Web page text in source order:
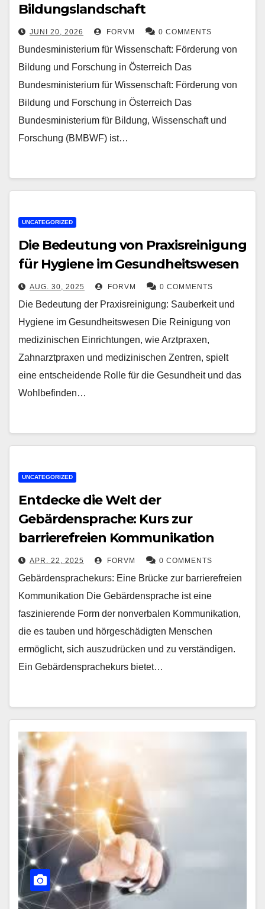
Bildungslandschaft
JUNI 20, 2026 FORVM 0 COMMENTS
Bundesministerium für Wissenschaft: Förderung von
Bildung und Forschung in Österreich Das
Bundesministerium für Wissenschaft: Förderung von
Bildung und Forschung in Österreich Das
Bundesministerium für Bildung, Wissenschaft und
Forschung (BMBWF) ist…
UNCATEGORIZED
Die Bedeutung von Praxisreinigung
für Hygiene im Gesundheitswesen
AUG. 30, 2025 FORVM 0 COMMENTS
Die Bedeutung der Praxisreinigung: Sauberkeit und
Hygiene im Gesundheitswesen Die Reinigung von
medizinischen Einrichtungen, wie Arztpraxen,
Zahnarztpraxen und medizinischen Zentren, spielt
eine entscheidende Rolle für die Gesundheit und das
Wohlbefinden…
UNCATEGORIZED
Entdecke die Welt der
Gebärdensprache: Kurs zur
barrierefreien Kommunikation
APR. 22, 2025 FORVM 0 COMMENTS
Gebärdensprachekurs: Eine Brücke zur barrierefreien
Kommunikation Die Gebärdensprache ist eine
faszinierende Form der nonverbalen Kommunikation,
die es tauben und hörgeschädigten Menschen
ermöglicht, sich auszudrücken und zu verständigen.
Ein Gebärdensprachekurs bietet…